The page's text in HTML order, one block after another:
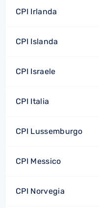
CPI Irlanda
CPI Islanda
CPI Israele
CPI Italia
CPI Lussemburgo
CPI Messico
CPI Norvegia